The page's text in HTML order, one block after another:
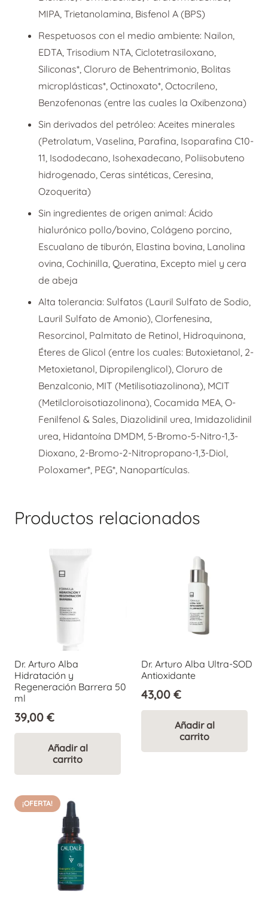
MIPA, Trietanolamina, Bisfenol A (BPS)
Respetuosos con el medio ambiente: Nailon,
EDTA, Trisodium NTA, Ciclotetrasiloxano,
Siliconas*, Cloruro de Behentrimonio, Bolitas
microplásticas*, Octinoxato*, Octocrileno,
Benzofenonas (entre las cuales la Oxibenzona)
Sin derivados del petróleo: Aceites minerales
(Petrolatum, Vaselina, Parafina, Isoparafina C10-
11, Isododecano, Isohexadecano, Poliisobuteno
hidrogenado, Ceras sintéticas, Ceresina,
Ozoquerita)
Sin ingredientes de origen animal: Ácido
hialurónico pollo/bovino, Colágeno porcino,
Escualano de tiburón, Elastina bovina, Lanolina
ovina, Cochinilla, Queratina, Excepto miel y cera
de abeja
Alta tolerancia: Sulfatos (Lauril Sulfato de Sodio,
Lauril Sulfato de Amonio), Clorfenesina,
Resorcinol, Palmitato de Retinol, Hidroquinona,
Éteres de Glicol (entre los cuales: Butoxietanol, 2-
Metoxietanol, Dipropilenglicol), Cloruro de
Benzalconio, MIT (Metilisotiazolinona), MCIT
(Metilcloroisotiazolinona), Cocamida MEA, O-
Fenilfenol & Sales, Diazolidinil urea, Imidazolidinil
urea, Hidantoína DMDM, 5-Bromo-5-Nitro-1,3-
Dioxano, 2-Bromo-2-Nitropropano-1,3-Diol,
Poloxamer*, PEG*, Nanopartículas.
Productos relacionados
Dr. Arturo Alba
Hidratación y
Regeneración Barrera 50
ml
39,00 €
Añadir al
carrito
Dr. Arturo Alba Ultra-SOD
Antioxidante
43,00 €
Añadir al
carrito
¡OFERTA!